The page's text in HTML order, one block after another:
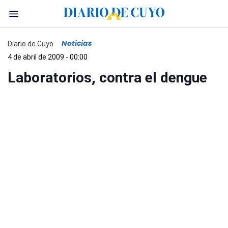
Diario de Cuyo Noticias
4 de abril de 2009 - 00:00
Laboratorios, contra el dengue